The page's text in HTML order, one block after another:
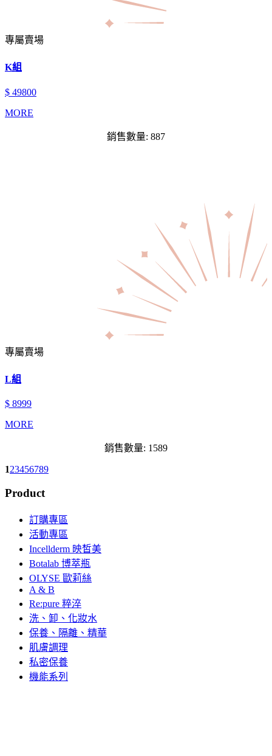
專屬賣場
K組
$ 49800
MORE
銷售數量: 887
專屬賣場
L組
$ 8999
MORE
銷售數量: 1589
123456789
Product
訂購專區
活動專區
Incellderm 映皙美
Botalab 博萃瓶
OLYSE 歐莉絲
A & B
Re:pure 粹淬
洗、卸、化妝水
保養、隔離、精華
肌膚調理
私密保養
機能系列